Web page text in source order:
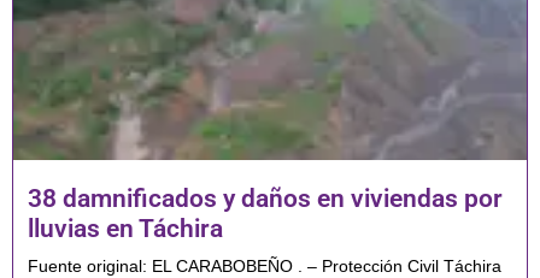
38 damnificados y daños en viviendas por
lluvias en Táchira
Fuente original: EL CARABOBEÑO . – Protección Civil Táchira